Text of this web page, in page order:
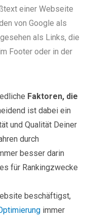
einer Webseite
von Google als
als Links, die
Footer oder in der
Faktoren, die
ist dabei ein
und Qualität Deiner
durch
besser darin
für Rankingzwecke
beschäftigst,
immer